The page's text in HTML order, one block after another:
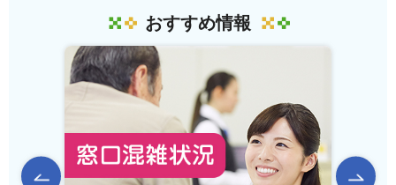
おすすめ情報
前のスライドを表示